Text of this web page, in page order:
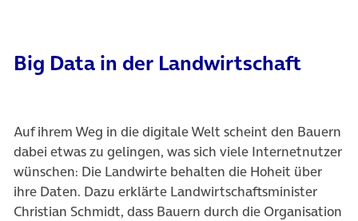
Big Data in der Landwirtschaft
Auf ihrem Weg in die digitale Welt scheint den Bauern
dabei etwas zu gelingen, was sich viele Internetnutzer
wünschen: Die Landwirte behalten die Hoheit über
ihre Daten. Dazu erklärte Landwirtschaftsminister
Christian Schmidt, dass Bauern durch die Organisation